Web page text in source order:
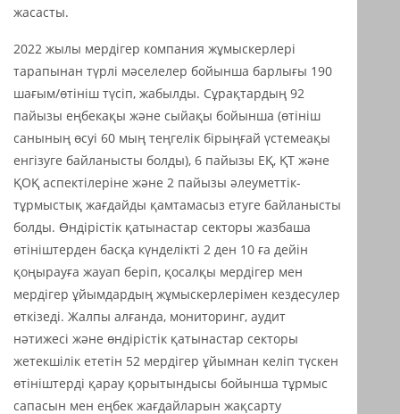
жасасты.
2022 жылы мердігер компания жұмыскерлері
тарапынан түрлі мәселелер бойынша барлығы 190
шағым/өтініш түсіп, жабылды. Сұрақтардың 92
пайызы еңбекақы және сыйақы бойынша (өтініш
санының өсуі 60 мың теңгелік бірыңғай үстемеақы
енгізуге байланысты болды), 6 пайызы ЕҚ, ҚТ және
ҚОҚ аспектілеріне және 2 пайызы әлеуметтік-
тұрмыстық жағдайды қамтамасыз етуге байланысты
болды. Өндірістік қатынастар секторы жазбаша
өтініштерден басқа күнделікті 2 ден 10 ға дейін
қоңырауға жауап беріп, қосалқы мердігер мен
мердігер ұйымдардың жұмыскерлерімен кездесулер
өткізеді. Жалпы алғанда, мониторинг, аудит
нәтижесі және өндірістік қатынастар секторы
жетекшілік ететін 52 мердігер ұйымнан келіп түскен
өтініштерді қарау қорытындысы бойынша тұрмыс
сапасын мен еңбек жағдайларын жақсарту